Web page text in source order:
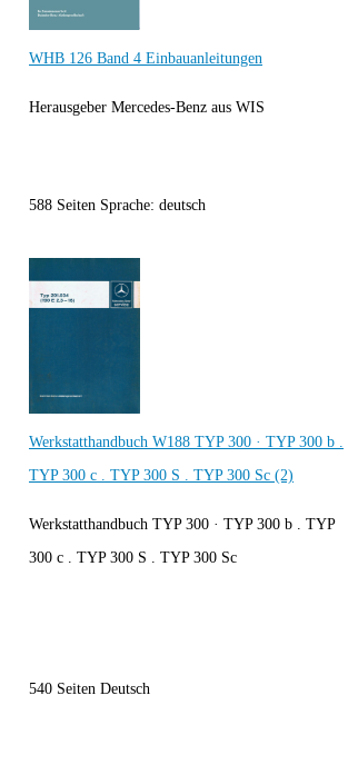
WHB 126 Band 4 Einbauanleitungen
Herausgeber Mercedes-Benz aus WIS
588 Seiten Sprache: deutsch
Werkstatthandbuch W188 TYP 300 · TYP 300 b .
TYP 300 c . TYP 300 S . TYP 300 Sc (2)
Werkstatthandbuch TYP 300 · TYP 300 b . TYP
300 c . TYP 300 S . TYP 300 Sc
540 Seiten Deutsch